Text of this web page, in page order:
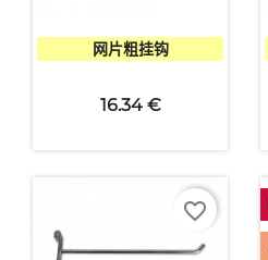
快速查看
网片粗挂钩
16.34 €
favorite_border